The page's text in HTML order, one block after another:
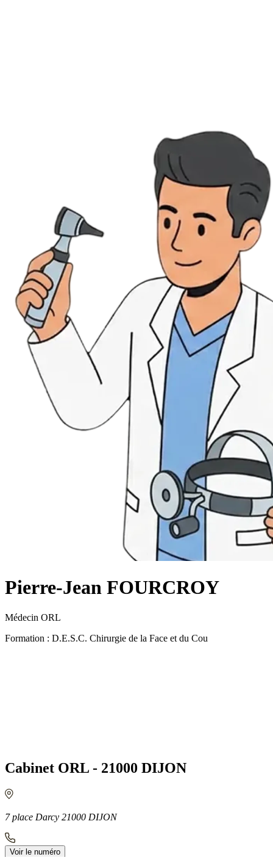
Pierre-Jean FOURCROY
Médecin ORL
Formation : D.E.S.C. Chirurgie de la Face et du Cou
Cabinet ORL - 21000 DIJON
7 place Darcy 21000 DIJON
Voir le numéro